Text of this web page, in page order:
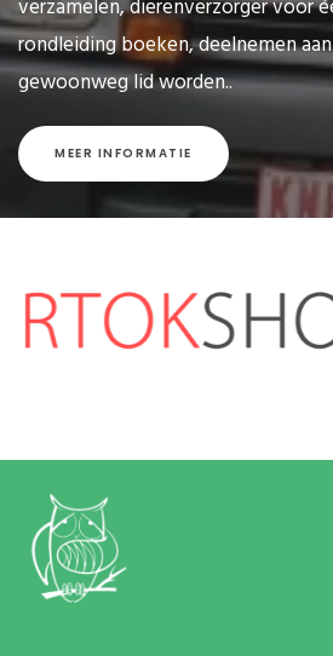
verzamelen, dierenverzorger voor
rondleiding boeken, deelnemen
gewoonweg lid worden..
MEER INFORMATIE